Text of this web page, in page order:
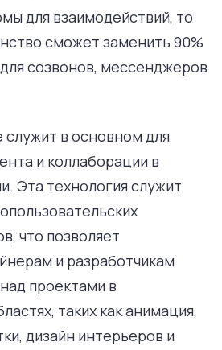
для взаимодействий, то
сможет заменить 90%
созвонов, мессенджеров
в основном для
и коллаборации в
Эта технология служит
что позволяет
и разработчикам
проектами в
таких как анимация,
дизайн интерьеров и